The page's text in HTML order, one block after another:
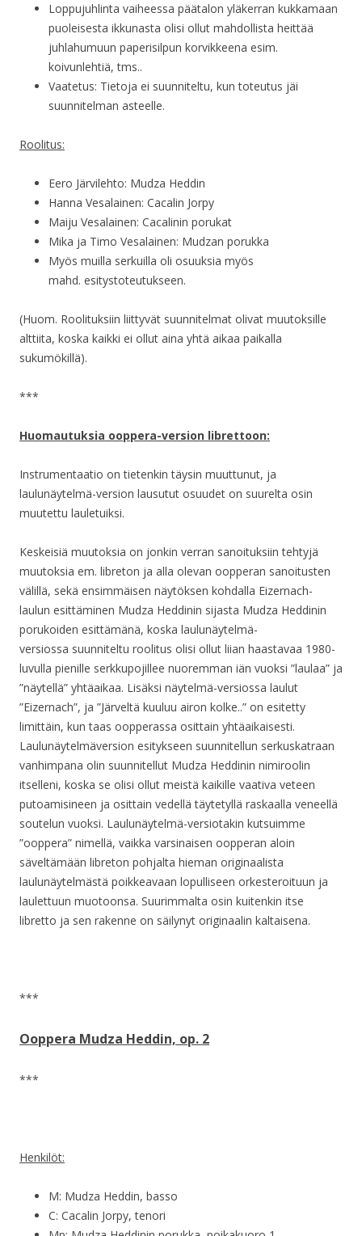
Loppujuhlinta vaiheessa päätalon yläkerran kukkamaan
puoleisesta ikkunasta olisi ollut mahdollista heittää
juhlahumuun paperisilpun korvikkeena esim.
koivunlehtiä, tms..
Vaatetus: Tietoja ei suunniteltu, kun toteutus jäi
suunnitelman asteelle.
Roolitus:
Eero Järvilehto: Mudza Heddin
Hanna Vesalainen: Cacalin Jorpy
Maiju Vesalainen: Cacalinin porukat
Mika ja Timo Vesalainen: Mudzan porukka
Myös muilla serkuilla oli osuuksia myös
mahd. esitystoteutukseen.
(Huom. Roolituksiin liittyvät suunnitelmat olivat muutoksille
alttiita, koska kaikki ei ollut aina yhtä aikaa paikalla
sukumökillä).
***
Huomautuksia ooppera-version librettoon:
Instrumentaatio on tietenkin täysin muuttunut, ja
laulunäytelmä-version lausutut osuudet on suurelta osin
muutettu lauletuiksi.
Keskeisiä muutoksia on jonkin verran sanoituksiin tehtyjä
muutoksia em. libreton ja alla olevan oopperan sanoitusten
välillä, sekä ensimmäisen näytöksen kohdalla Eizernach-
laulun esittäminen Mudza Heddinin sijasta Mudza Heddinin
porukoiden esittämänä, koska laulunäytelmä-
versiossa suunniteltu roolitus olisi ollut liian haastavaa 1980-
luvulla pienille serkkupojillee nuoremman iän vuoksi ”laulaa” ja
”näytellä” yhtäaikaa. Lisäksi näytelmä-versiossa laulut
”Eizernach”, ja ”Järveltä kuuluu airon kolke..” on esitetty
limittäin, kun taas oopperassa osittain yhtäaikaisesti.
Laulunäytelmäversion esitykseen suunnitellun serkuskatraan
vanhimpana olin suunnitellut Mudza Heddinin nimiroolin
itselleni, koska se olisi ollut meistä kaikille vaativa veteen
putoamisineen ja osittain vedellä täytetyllä raskaalla veneellä
soutelun vuoksi. Laulunäytelmä-versiotakin kutsuimme
”ooppera” nimellä, vaikka varsinaisen oopperan aloin
säveltämään libreton pohjalta hieman originaalista
laulunäytelmästä poikkeavaan lopulliseen orkesteroituun ja
laulettuun muotoonsa. Suurimmalta osin kuitenkin itse
libretto ja sen rakenne on säilynyt originaalin kaltaisena.
***
Ooppera Mudza Heddin, op. 2
***
Henkilöt:
M: Mudza Heddin, basso
C: Cacalin Jorpy, tenori